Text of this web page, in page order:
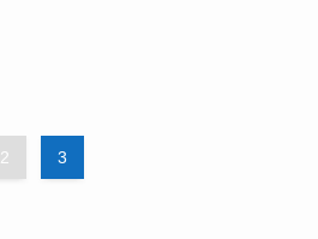
2 3